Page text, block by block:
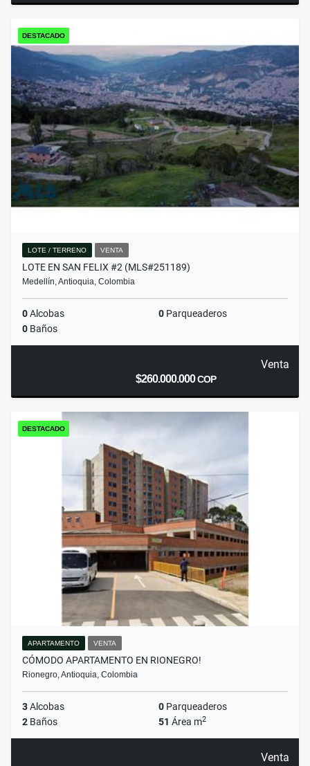
DESTACADO
LOTE / TERRENO VENTA
LOTE EN SAN FELIX #2 (MLS#251189)
Medellín, Antioquia, Colombia
0Alcobas 0 Parqueaderos
0 Baños
Venta
$260.000.000COP
DESTACADO
APARTAMENTO VENTA
CÓMODO APARTAMENTO EN RIONEGRO!
Rionegro, Antioquia, Colombia
3Alcobas 0 Parqueaderos
2 Baños 51 Área m2
Venta